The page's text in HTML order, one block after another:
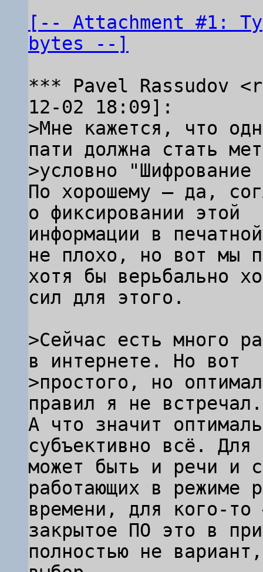
[-- Attachment #1:
bytes --]
*** Pavel Rassudov
>Мне кажется, что
пати должна стать
По хорошему — да,
о фиксировании этой
информации в
не плохо, но вот мы
хотя бы верьбально
сил для этого.
>Сейчас есть много
в интернете. Но вот
>простого, но
А что значит
субъективно всё. Для
может быть и речи и
работающих в режиме
времени, для кого-
закрытое ПО это в
полностью не